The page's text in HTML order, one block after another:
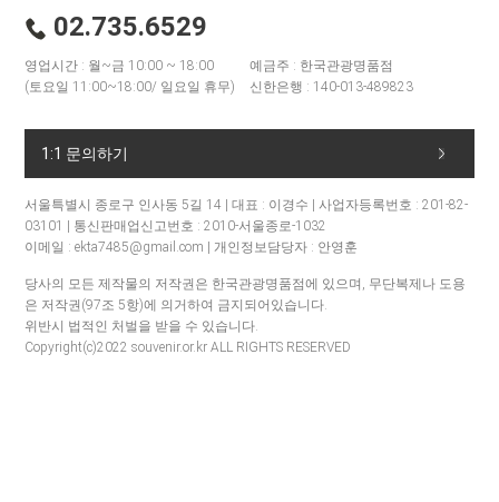
02.735.6529
영업시간 : 월~금 10:00 ~ 18:00
(토요일 11:00~18:00/ 일요일 휴무)
예금주 : 한국관광명품점
신한은행 : 140-013-489823
1:1 문의하기
서울특별시 종로구 인사동 5길 14 | 대표 : 이경수 | 사업자등록번호 : 201-82-
03101 | 통신판매업신고번호 : 2010-서울종로-1032
이메일 : ekta7485@gmail.com | 개인정보담당자 : 안영훈
당사의 모든 제작물의 저작권은 한국관광명품점에 있으며, 무단복제나 도용
은 저작권(97조 5항)에 의거하여 금지되어있습니다.
위반시 법적인 처벌을 받을 수 있습니다.
Copyright(c)2022 souvenir.or.kr ALL RIGHTS RESERVED